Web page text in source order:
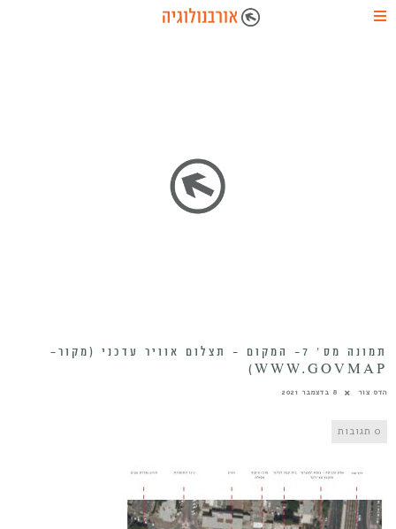
תמונה מס׳ 7- המקום – תצלום אוויר עדכני (מקור-
WWW.GOVMAP)
הדס צור 8 בדצמבר 2021
0 תגובות